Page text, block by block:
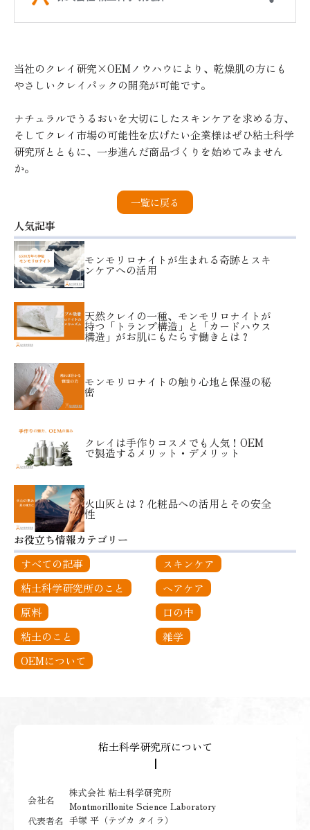
当社のクレイ研究×OEMノウハウにより、乾燥肌の方にも
やさしいクレイパックの開発が可能です。
ナチュラルでうるおいを大切にしたスキンケアを求める方、
そしてクレイ市場の可能性を広げたい企業様はぜひ粘土科学
研究所とともに、一歩進んだ商品づくりを始めてみません
か。
一覧に戻る
人気記事
モンモリロナイトが生まれる奇跡とスキ
ンケアへの活用
天然クレイの一種、モンモリロナイトが
持つ「トランプ構造」と「カードハウス
構造」がお肌にもたらす働きとは？
モンモリロナイトの触り心地と保湿の秘
密
クレイは手作りコスメでも人気！OEM
で製造するメリット・デメリット
火山灰とは？化粧品への活用とその安全
性
お役立ち情報カテゴリー
すべての記事
スキンケア
粘土科学研究所のこと
ヘアケア
原料
口の中
粘土のこと
雑学
OEMについて
粘土科学研究所について
┃
会社名
株式会社 粘土科学研究所
Montmorillonite Science Laboratory
代表者名 手塚 平（テヅカ タイラ）